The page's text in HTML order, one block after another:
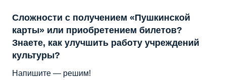
Сложности с получением «Пушкинской
карты» или приобретением билетов?
Знаете, как улучшить работу учреждений
культуры?
Напишите — решим!